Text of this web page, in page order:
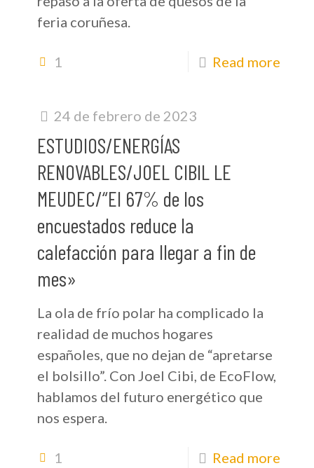
feria coruñesa.
1 Read more
24 de febrero de 2023
ESTUDIOS/ENERGÍAS
RENOVABLES/JOEL CIBIL LE
MEUDEC/“El 67% de los
encuestados reduce la
calefacción para llegar a fin de
mes»
La ola de frío polar ha complicado la
realidad de muchos hogares
españoles, que no dejan de “apretarse
el bolsillo”. Con Joel Cibi, de EcoFlow,
hablamos del futuro energético que
nos espera.
1 Read more